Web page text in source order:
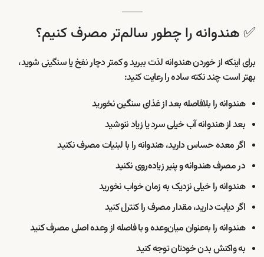
✅ هندوانه را چطور سالم‌تر مصرف کنیم؟
برای اینکه از خوردن هندوانه لذت ببرید و کمتر دچار نفخ یا سنگینی شوید،
بهتر است چند نکته ساده را رعایت کنید:
هندوانه را بلافاصله بعد از غذای سنگین نخورید
بعد از هندوانه آب خیلی سرد یا زیاد ننوشید
اگر معده حساس دارید، هندوانه را با لبنیات مصرف نکنید
در مصرف هندوانه و پنیر زیاده‌روی نکنید
هندوانه را خیلی نزدیک به زمان خواب نخورید
اگر دیابت دارید، مقدار مصرف را کنترل کنید
هندوانه را به‌عنوان میان‌وعده و با فاصله از وعده اصلی مصرف کنید
به واکنش بدن خودتان توجه کنید